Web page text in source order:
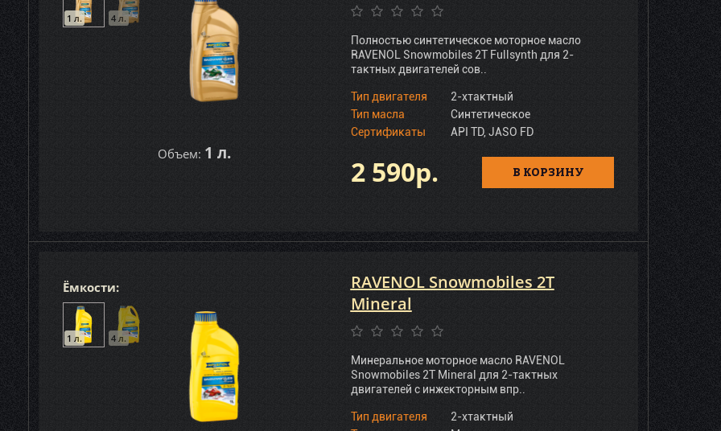
1 л. 4 л.
Объем: 1 л.
Полностью синтетическое моторное масло
RAVENOL Snowmobiles 2T Fullsynth для 2-
тактных двигателей сов..
Тип двигателя
2-хтактный
Тип масла
Синтетическое
Сертификаты
API ТD, JASO FD
2 590р. В КОРЗИНУ
Ёмкости:
1 л. 4 л.
RAVENOL Snowmobiles 2T
Mineral
Минеральное моторное масло RAVENOL
Snowmobiles 2T Mineral для 2-тактных
двигателей с инжекторным впр..
Тип двигателя
2-хтактный